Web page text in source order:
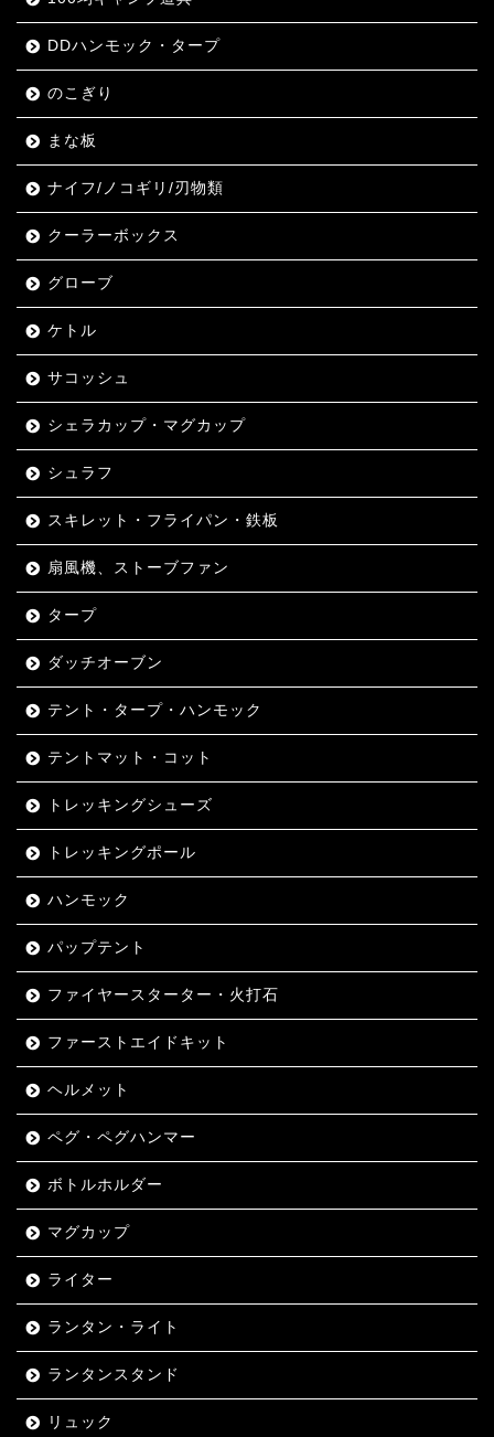
DDハンモック・タープ
のこぎり
まな板
ナイフ/ノコギリ/刃物類
クーラーボックス
グローブ
ケトル
サコッシュ
シェラカップ・マグカップ
シュラフ
スキレット・フライパン・鉄板
扇風機、ストーブファン
タープ
ダッチオーブン
テント・タープ・ハンモック
テントマット・コット
トレッキングシューズ
トレッキングポール
ハンモック
パップテント
ファイヤースターター・火打石
ファーストエイドキット
ヘルメット
ペグ・ペグハンマー
ボトルホルダー
マグカップ
ライター
ランタン・ライト
ランタンスタンド
リュック